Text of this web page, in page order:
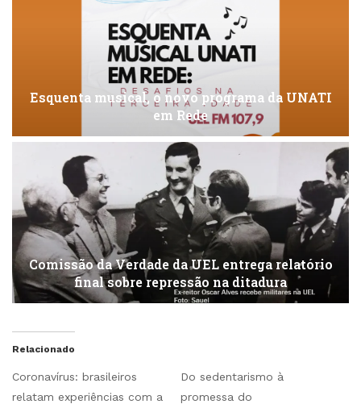
Esquenta musical, o novo programa da UNATI
em Rede
Comissão da Verdade da UEL entrega relatório
final sobre repressão na ditadura
Relacionado
Coronavírus: brasileiros
relatam experiências com a
Do sedentarismo à
promessa do